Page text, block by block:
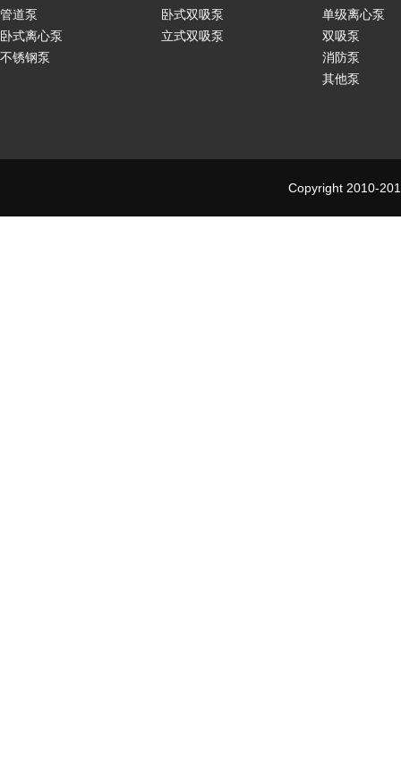
管道泵
卧式离心泵
不锈钢泵
卧式双吸泵
立式双吸泵
单级离心泵
双吸泵
消防泵
其他泵
Copyright 2010-